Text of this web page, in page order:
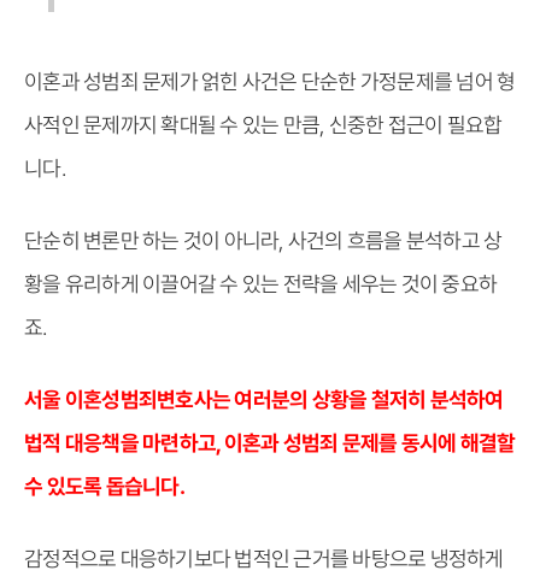
이혼과 성범죄 문제가 얽힌 사건은 단순한 가정문제를 넘어 형
사적인 문제까지 확대될 수 있는 만큼, 신중한 접근이 필요합
니다.
단순히 변론만 하는 것이 아니라, 사건의 흐름을 분석하고 상
황을 유리하게 이끌어갈 수 있는 전략을 세우는 것이 중요하
죠.
서울 이혼성범죄변호사는 여러분의 상황을 철저히 분석하여
법적 대응책을 마련하고, 이혼과 성범죄 문제를 동시에 해결할
수 있도록 돕습니다.
감정적으로 대응하기보다 법적인 근거를 바탕으로 냉정하게